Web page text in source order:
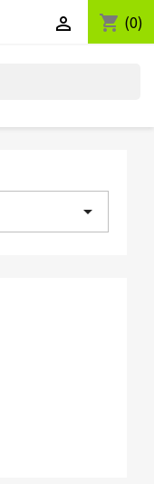
shopping_cart (0)

arrow_drop_down